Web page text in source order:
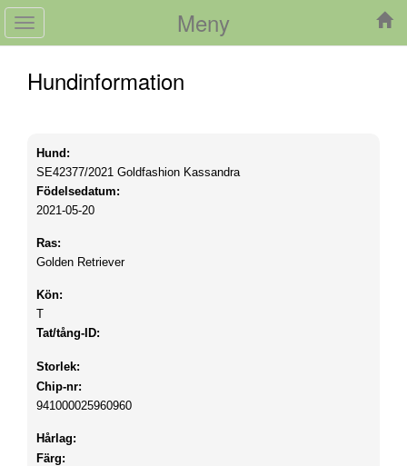
Meny
Toggle
navigation
Hundinformation
Hund:
SE42377/2021 Goldfashion Kassandra
Födelsedatum:
2021-05-20
Ras:
Golden Retriever
Kön:
T
Tat/tång-ID:
Storlek:
Chip-nr:
941000025960960
Hårlag:
Färg: